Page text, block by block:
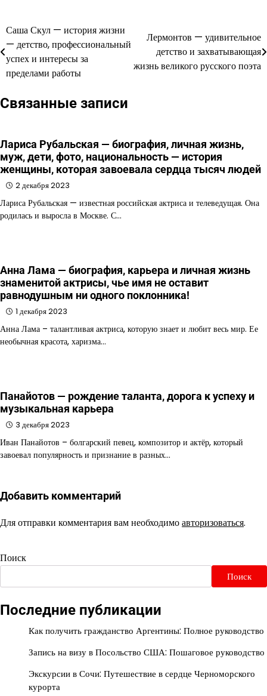
Навигация
по
записям
Саша Скул — история жизни
— детство, профессиональный
успех и интересы за
пределами работы
Лермонтов — удивительное
детство и захватывающая
жизнь великого русского поэта
Связанные записи
Лариса Рубальская — биография, личная жизнь,
муж, дети, фото, национальность — история
женщины, которая завоевала сердца тысяч людей
2 декабря 2023
Лариса Рубальская — известная российская актриса и телеведущая. Она
родилась и выросла в Москве. С…
Анна Лама — биография, карьера и личная жизнь
знаменитой актрисы, чье имя не оставит
равнодушным ни одного поклонника!
1 декабря 2023
Анна Лама – талантливая актриса, которую знает и любит весь мир. Ее
необычная красота, харизма…
Панайотов — рождение таланта, дорога к успеху и
музыкальная карьера
3 декабря 2023
Иван Панайотов – болгарский певец, композитор и актёр, который
завоевал популярность и признание в разных…
Добавить комментарий
Для отправки комментария вам необходимоавторизоваться.
Поиск
Поиск
Последние публикации
Как получить гражданство Аргентины: Полное руководство
Запись на визу в Посольство США: Пошаговое руководство
Экскурсии в Сочи: Путешествие в сердце Черноморского
курорта